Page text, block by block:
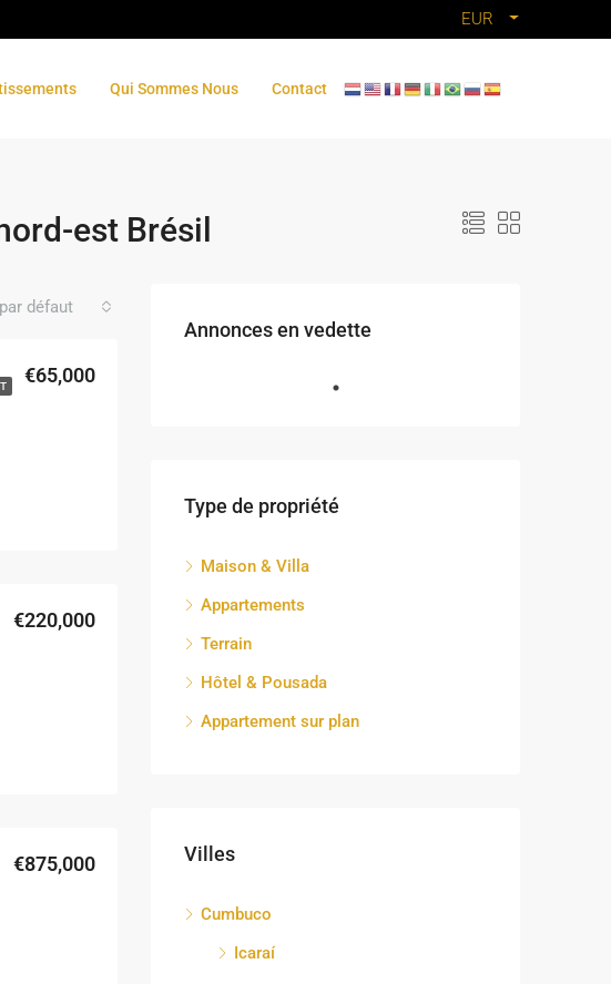
EUR
Qui Sommes Nous Contact
est Brésil
défaut
€65,000
€220,000
€875,000
Annonces en vedette
Type de propriété
Maison & Villa
Appartements
Terrain
Hôtel & Pousada
Appartement sur plan
Villes
Cumbuco
Icaraí